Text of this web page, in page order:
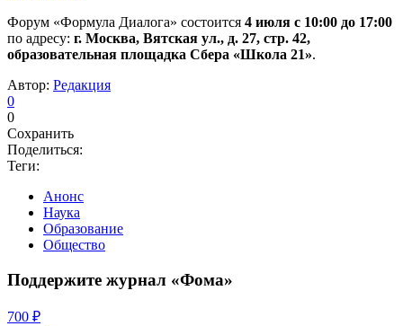
Форум «Формула Диалога» состоится 4 июля с 10:00 до 17:00
по адресу: г. Москва, Вятская ул., д. 27, стр. 42,
образовательная площадка Сбера «Школа 21».
Автор: Редакция
0
0
Сохранить
Поделиться:
Теги:
Анонс
Наука
Образование
Общество
Поддержите журнал «Фома»
700 ₽